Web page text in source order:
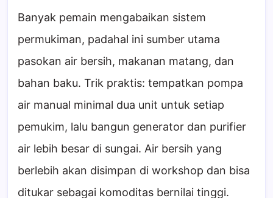
Banyak pemain mengabaikan sistem
permukiman, padahal ini sumber utama
pasokan air bersih, makanan matang, dan
bahan baku. Trik praktis: tempatkan pompa
air manual minimal dua unit untuk setiap
pemukim, lalu bangun generator dan purifier
air lebih besar di sungai. Air bersih yang
berlebih akan disimpan di workshop dan bisa
ditukar sebagai komoditas bernilai tinggi.